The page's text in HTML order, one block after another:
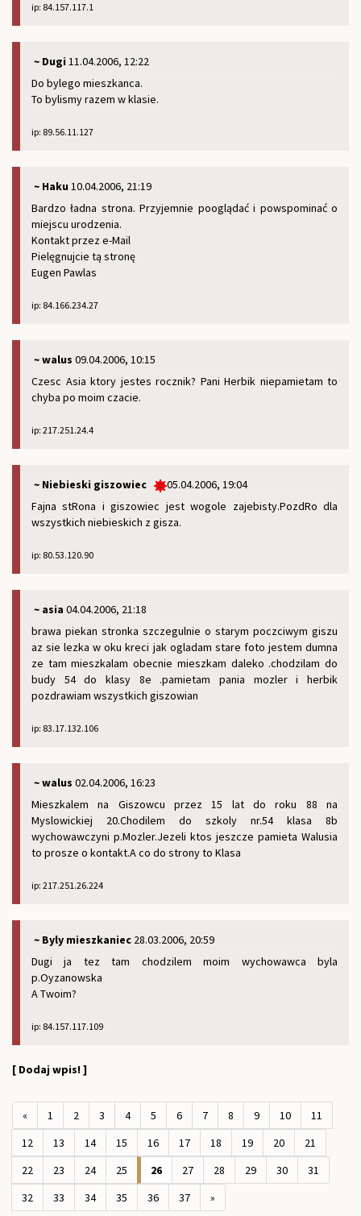
ip: 84.157.117.1
~ Dugi 11.04.2006, 12:22
Do bylego mieszkanca.
To bylismy razem w klasie.
ip: 89.56.11.127
~ Haku 10.04.2006, 21:19
Bardzo ładna strona. Przyjemnie pooglądać i powspominać o
miejscu urodzenia.
Kontakt przez e-Mail
Pielęgnujcie tą stronę
Eugen Pawlas
ip: 84.166.234.27
~ walus 09.04.2006, 10:15
Czesc Asia ktory jestes rocznik? Pani Herbik niepamietam to
chyba po moim czacie.
ip: 217.251.24.4
~ Niebieski giszowiec
05.04.2006, 19:04
Fajna stRona i giszowiec jest wogole zajebisty.PozdRo dla
wszystkich niebieskich z gisza.
ip: 80.53.120.90
~ asia 04.04.2006, 21:18
brawa piekan stronka szczegulnie o starym poczciwym giszu
az sie lezka w oku kreci jak ogladam stare foto jestem dumna
ze tam mieszkalam obecnie mieszkam daleko .chodzilam do
budy 54 do klasy 8e .pamietam pania mozler i herbik
pozdrawiam wszystkich giszowian
ip: 83.17.132.106
~ walus 02.04.2006, 16:23
Mieszkalem na Giszowcu przez 15 lat do roku 88 na
Myslowickiej 20.Chodilem do szkoly nr.54 klasa 8b
wychowawczyni p.Mozler.Jezeli ktos jeszcze pamieta Walusia
to prosze o kontakt.A co do strony to Klasa
ip: 217.251.26.224
~ Byly mieszkaniec 28.03.2006, 20:59
Dugi ja tez tam chodzilem moim wychowawca byla
p.Oyzanowska
A Twoim?
ip: 84.157.117.109
[ Dodaj wpis! ]
« 1 2 3 4 5 6 7 8 9 10
11
12
13 14 15 16 17 18 19 20
21
22
23 24 25 26 27 28 29 30
31
32
33 34 35 36 37 »